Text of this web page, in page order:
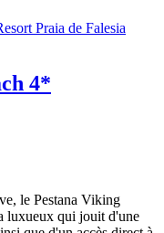
Praia de Falesia
4*
le Pestana Viking
luxueux qui jouit d'une